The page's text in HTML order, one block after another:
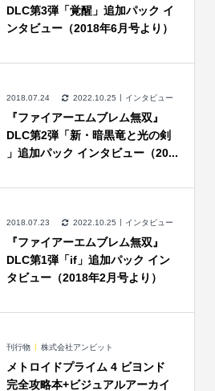
DLC第3弾「覚醒」追加パック イ
ンタビュー（2018年6月号より）
2018.07.24 2022.10.25 インタビュー
『ファイアーエムブレム無双』
DLC第2弾「新・暗黒竜と光の剣
」追加パック インタビュー（20...
2018.07.23 2022.10.25 インタビュー
『ファイアーエムブレム無双』
DLC第1弾「if」追加パック イン
タビュー（2018年2月号より）
刊行物 株式会社アンビット
メトロイドプライム 4 ビヨンド
完全攻略本+ビジュアルアーカイ